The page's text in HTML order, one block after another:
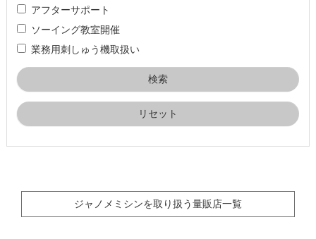
アフターサポート
ソーイング教室開催
業務用刺しゅう機取扱い
リセット
ジャノメミシンを取り扱う量販店一覧